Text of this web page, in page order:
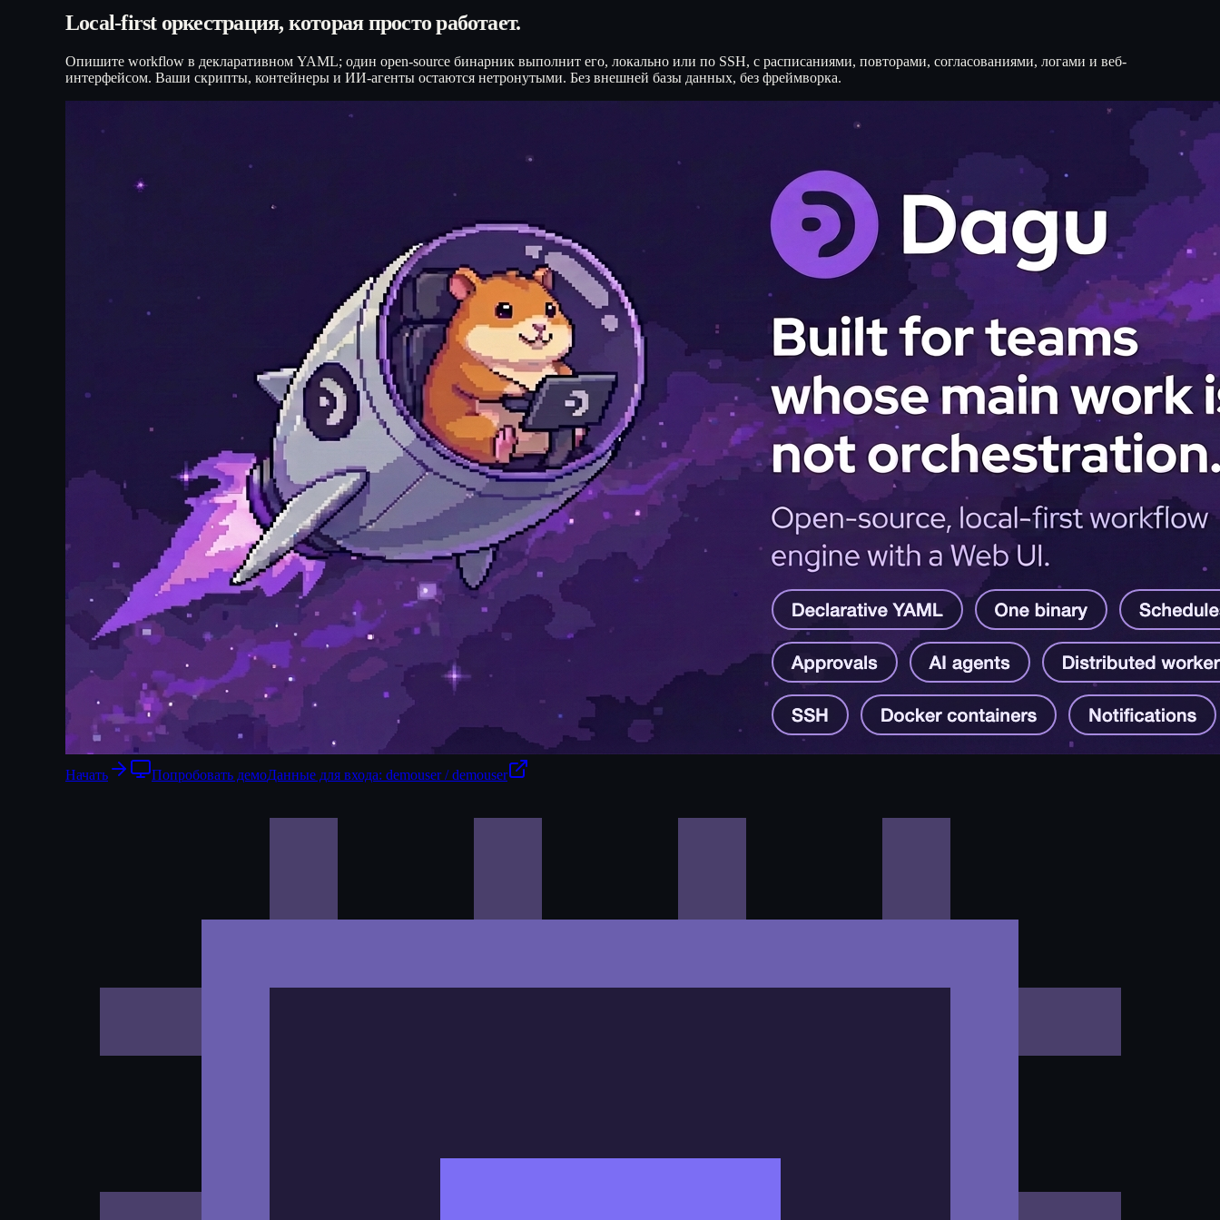
Local-first оркестрация, которая просто работает.
Опишите workflow в декларативном YAML; один open-source бинарник выполнит его, локально или по SSH, с расписаниями, повторами, согласованиями, логами и веб-
интерфейсом. Ваши скрипты, контейнеры и ИИ-агенты остаются нетронутыми. Без внешней базы данных, без фреймворка.
Начать Попробовать демоДанные для входа: demouser / demouser